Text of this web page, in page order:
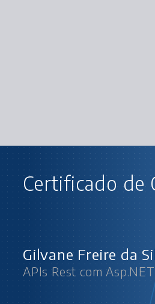
Certificado de
Gilvane Freire da
APIs Rest com
APIs Rest com